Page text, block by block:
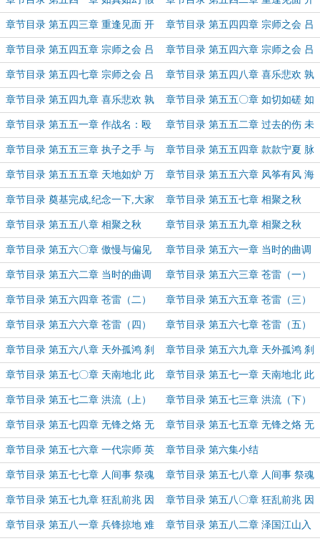
想之敌（下） 口何言（上）
章节目录 第五四三章 重逢见面 开
口何言（下）
章节目录 第五四四章 宗师之会 吕
梁巅峰（一）
章节目录 第五四五章 宗师之会 吕
梁巅峰（二）
章节目录 第五四六章 宗师之会 吕
梁巅峰（三）
章节目录 第五四七章 宗师之会 吕
梁巅峰（四）
章节目录 第五四八章 喜乐悲欢 孰
能尽算（上）
章节目录 第五四九章 喜乐悲欢 孰
能尽算（下）
章节目录 第五五〇章 如切如磋 如
琢如磨
章节目录 第五五一章 作战名：殴
打小朋友
章节目录 第五五二章 过去的伤 未
来的路（六千字大章）
章节目录 第五五三章 执子之手 与
子成说
章节目录 第五五四章 款款宁夏 脉
脉浮云
章节目录 第五五五章 天地如炉 万
物为铜
章节目录 第五五六章 风筝有风 海
豚有海
章节目录 奠基完成,纪念一下,大家
可以看看这个。
章节目录 第五五七章 相聚之秋
（上）
章节目录 第五五八章 相聚之秋
（中）
章节目录 第五五九章 相聚之秋
（下）
章节目录 第五六〇章 傲慢与偏见
耍赖跟诈糊
章节目录 第五六一章 当时的曲调
（上）
章节目录 第五六二章 当时的曲调
（下）
章节目录 第五六三章 苍雷（一）
章节目录 第五六四章 苍雷（二） 章节目录 第五六五章 苍雷（三）
章节目录 第五六六章 苍雷（四） 章节目录 第五六七章 苍雷（五）
章节目录 第五六八章 天外孤鸿 刹
那光火 上
章节目录 第五六九章 天外孤鸿 刹
那光火 下
章节目录 第五七〇章 天南地北 此
去畏途 上
章节目录 第五七一章 天南地北 此
去畏途（下）
章节目录 第五七二章 洪流（上） 章节目录 第五七三章 洪流（下）
章节目录 第五七四章 无锋之烙 无
泪之城（上）
章节目录 第五七五章 无锋之烙 无
泪之城（下）
章节目录 第五七六章 一代宗师 英
雄再见
章节目录 第六集小结
章节目录 第五七七章 人间事 祭魂
酒（上）
章节目录 第五七八章 人间事 祭魂
酒（下）
章节目录 第五七九章 狂乱前兆 因
果逆流（上）
章节目录 第五八〇章 狂乱前兆 因
果逆流（下）
章节目录 第五八一章 兵锋掠地 难 章节目录 第五八二章 泽国江山入